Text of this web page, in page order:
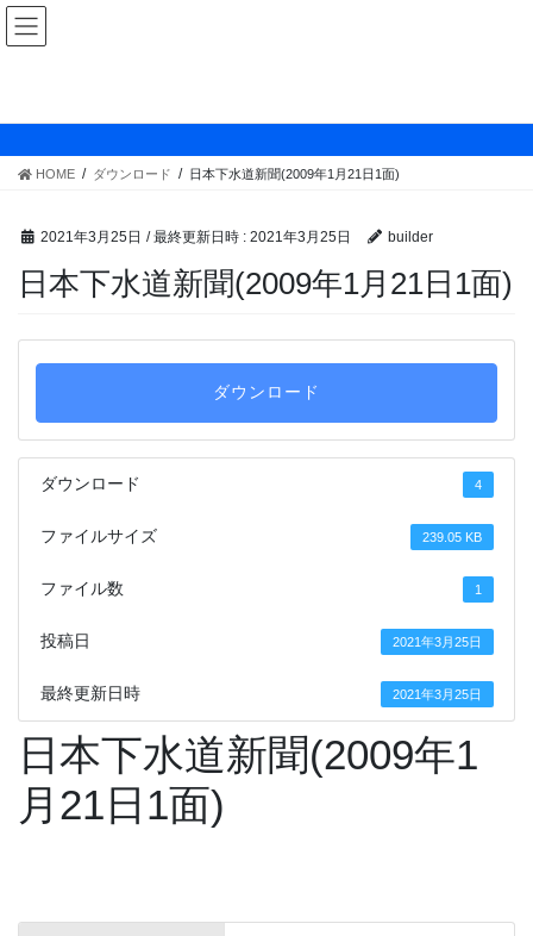
コ
ン
ス
ナ
ビ
ン
HOME ダウンロード 日本下水道新聞(2009年1月21日1面)
2021年3月25日 / 最終更新日時 : 2021年3月25日 builder
日本下水道新聞(2009年1月21日1面)
ダウンロード
ダウンロード 4
ファイルサイズ 239.05 KB
ファイル数 1
投稿日 2021年3月25日
最終更新日時 2021年3月25日
日本下水道新聞(2009年1
月21日1面)